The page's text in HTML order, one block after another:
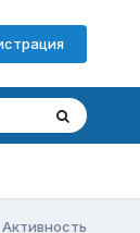
Активность